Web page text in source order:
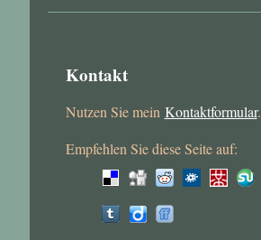
Kontakt
Nutzen Sie mein Kontaktformular.
Empfehlen Sie diese Seite auf: